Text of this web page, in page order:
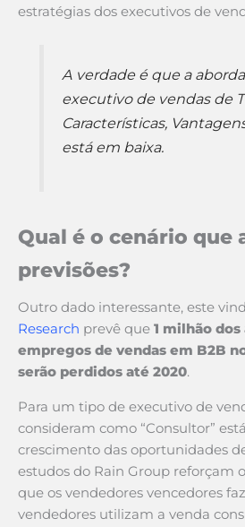
estratégias dos executivos de
A verdade é que a
executivo de vendas de
Características,
está em baixa.
Qual é o cenário que
previsões?
Outro dado interessante, este
Research prevê que 1 milhão
empregos de vendas em B2B
serão perdidos até 2020.
Para um tipo de executivo de
consideram como “Consultor”
crescimento das oportunidades
estudos do Rain Group reforçam
que os vendedores vencedores
vendedores utilizam a venda